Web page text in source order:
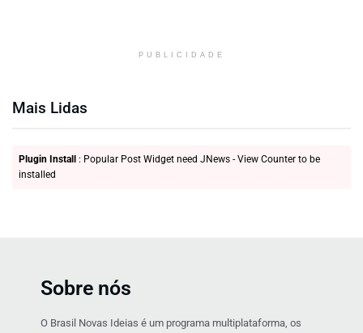
PUBLICIDADE
Mais Lidas
Plugin Install : Popular Post Widget need JNews - View Counter to be
installed
Sobre nós
O Brasil Novas Ideias é um programa multiplataforma, os